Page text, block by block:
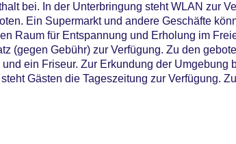
bei. In der Unterbringung steht WLAN zur
Ein Supermarkt und andere Geschäfte
Raum für Entspannung und Erholung im
(gegen Gebühr) zur Verfügung. Zu den
ein Friseur. Zur Erkundung der Umgebung
Gästen die Tageszeitung zur Verfügung.